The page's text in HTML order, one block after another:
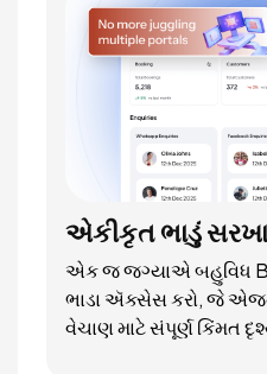
એકીકૃત ભાડું
એક જ જગ્યાએ બહુવિધ
ભાડા ઍક્સેસ કરો, જે
વેચાણ માટે સંપૂર્ણ કિંમત